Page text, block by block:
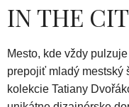
IN THE
Mesto, kde vždy
prepojiť mladý mestský
kolekcie Tatiany